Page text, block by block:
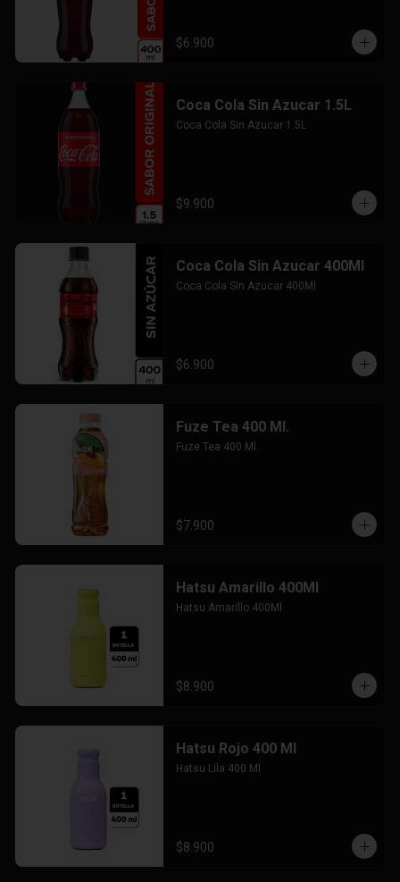
$6.900
Coca Cola Sin Azucar 1.5L
Coca Cola Sin Azucar 1.5L
$9.900
Coca Cola Sin Azucar 400Ml
Coca Cola Sin Azucar 400Ml
$6.900
Fuze Tea 400 Ml.
Fuze Tea 400 Ml.
$7.900
Hatsu Amarillo 400Ml
Hatsu Amarillo 400Ml
$8.900
Hatsu Rojo 400 Ml
Hatsu Lila 400 Ml
$8.900